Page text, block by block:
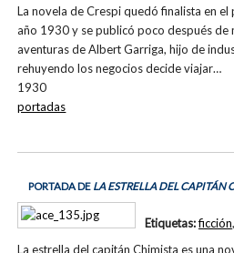
La novela de Crespi quedó finalista en el
año 1930 y se publicó poco después de
aventuras de Albert Garriga, hijo de
rehuyendo los negocios decide viajar…
1930
portadas
PORTADA DE LA ESTRELLA DEL CAPITÁN
La estrella del capitán Chimista es una
Etiquetas:ficción,